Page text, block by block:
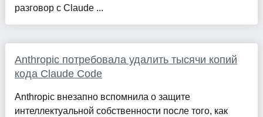
разговор с Claude ...
Anthropic потребовала удалить тысячи копий
кода Claude Code
Anthropic внезапно вспомнила о защите
интеллектуальной собственности после того, как